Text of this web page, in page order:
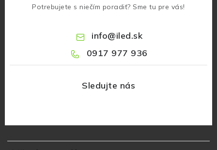
Potrebujete s niečím poradiť? Sme tu pre vás!
info@iled.sk
0917 977 936